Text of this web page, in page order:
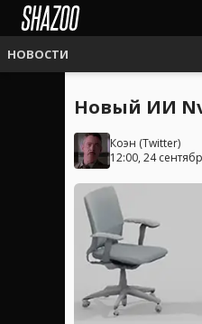
НОВОСТИ
Новый ИИ
Коэн (Twitter)
12:00, 24